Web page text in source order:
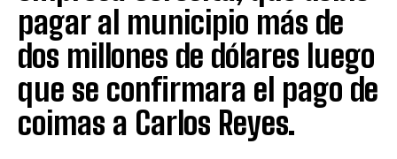
pagar al municipio más de
dos millones de dólares luego
que se confirmara el pago de
coimas a Carlos Reyes.